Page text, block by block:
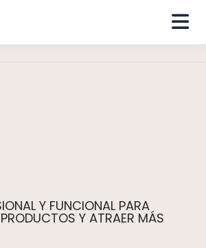
Y FUNCIONAL PARA
Y ATRAER MÁS